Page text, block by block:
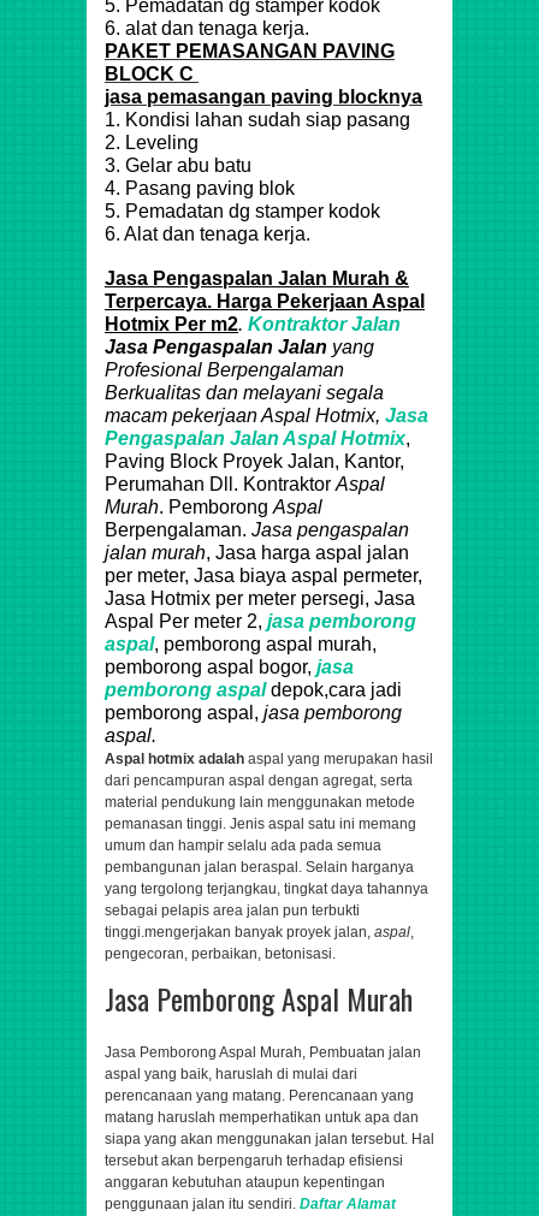
5. Pemadatan dg stamper kodok
6. alat dan tenaga kerja.
PAKET PEMASANGAN PAVING
BLOCK C
jasa pemasangan paving blocknya
1. Kondisi lahan sudah siap pasang
2. Leveling
3. Gelar abu batu
4. Pasang paving blok
5. Pemadatan dg stamper kodok
6. Alat dan tenaga kerja.
Jasa Pengaspalan Jalan Murah &
Terpercaya. Harga Pekerjaan Aspal
Hotmix Per m2. Kontraktor Jalan
Jasa Pengaspalan Jalan yang
Profesional Berpengalaman
Berkualitas dan melayani segala
macam pekerjaanAspal Hotmix, Jasa
Pengaspalan Jalan AspalHotmix,
Paving Block Proyek Jalan, Kantor,
Perumahan Dll. Kontraktor Aspal
Murah. Pemborong Aspal
Berpengalaman. Jasa pengaspalan
jalan murah, Jasa harga aspal jalan
per meter, Jasa biaya aspal permeter,
Jasa Hotmix per meter persegi, Jasa
Aspal Per meter 2, jasa pemborong
aspal, pemborong aspal murah,
pemborong aspal bogor, jasa
pemborong aspaldepok,cara jadi
pemborong aspal, jasa pemborong
aspal.
Aspal hotmix adalah aspal yang merupakan hasil
dari pencampuran aspal dengan agregat, serta
material pendukung lain menggunakan metode
pemanasan tinggi. Jenis aspal satu ini memang
umum dan hampir selalu ada pada semua
pembangunan jalan beraspal. Selain harganya
yang tergolong terjangkau, tingkat daya tahannya
sebagai pelapis area jalan pun terbukti
tinggi.mengerjakan banyak proyek jalan, aspal,
pengecoran, perbaikan, betonisasi.
Jasa Pemborong Aspal Murah
Jasa Pemborong Aspal Murah, Pembuatan jalan
aspal yang baik, haruslah di mulai dari
perencanaan yang matang. Perencanaan yang
matang haruslah memperhatikan untuk apa dan
siapa yang akan menggunakan jalan tersebut. Hal
tersebut akan berpengaruh terhadap efisiensi
anggaran kebutuhan ataupun kepentingan
penggunaan jalan itu sendiri. Daftar Alamat